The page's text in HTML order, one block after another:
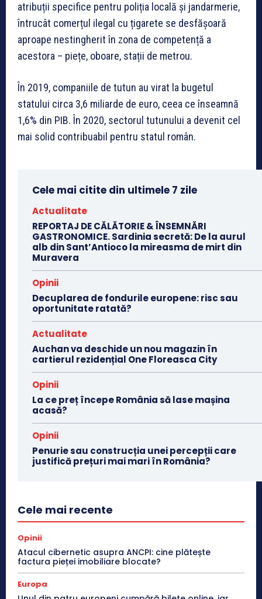
atribuții specifice pentru poliția locală și jandarmerie,
întrucât comerțul ilegal cu țigarete se desfășoară
aproape nestingherit în zona de competență a
acestora – piețe, oboare, stații de metrou.
În 2019, companiile de tutun au virat la bugetul
statului circa 3,6 miliarde de euro, ceea ce înseamnă
1,6% din PIB. În 2020, sectorul tutunului a devenit cel
mai solid contribuabil pentru statul român.
Cele mai citite din ultimele 7 zile
Actualitate
REPORTAJ DE CĂLĂTORIE & ÎNSEMNĂRI
GASTRONOMICE. Sardinia secretă: De la aurul
alb din Sant’Antioco la mireasma de mirt din
Muravera
Opinii
Decuplarea de fondurile europene: risc sau
oportunitate ratată?
Actualitate
Auchan va deschide un nou magazin în
cartierul rezidențial One Floreasca City
Opinii
La ce preț începe România să lase mașina
acasă?
Opinii
Penurie sau construcția unei percepții care
justifică prețuri mai mari în România?
Cele mai recente
Opinii
Atacul cibernetic asupra ANCPI: cine plătește
factura pieței imobiliare blocate?
Europa